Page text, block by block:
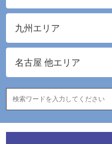
九州エリア
名古屋 他エリア